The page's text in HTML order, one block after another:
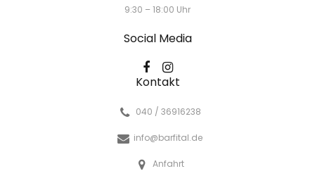
9:30 – 18:00 Uhr
Social Media
Kontakt
040 / 36916238
info@barfital.de
Anfahrt